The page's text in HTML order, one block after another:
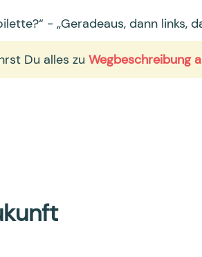
- „Geradeaus, dann links,
Du alles zuWegbeschreibung